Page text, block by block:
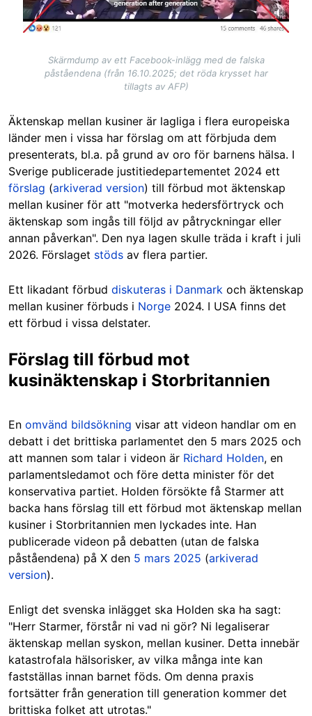
Skärmdump av ett Facebook-inlägg med de falska
påståendena (från 16.10.2025; det röda krysset har
tillagts av AFP)
Äktenskap mellan kusiner är lagliga i flera europeiska
länder men i vissa har förslag om att förbjuda dem
presenterats, bl.a. på grund av oro för barnens hälsa. I
Sverige publicerade justitiedepartementet 2024 ett
förslag (arkiverad version) till förbud mot äktenskap
mellan kusiner för att "motverka hedersförtryck och
äktenskap som ingås till följd av påtryckningar eller
annan påverkan". Den nya lagen skulle träda i kraft i juli
2026. Förslaget stöds av flera partier.
Ett likadant förbud diskuteras i Danmark och äktenskap
mellan kusiner förbuds i Norge 2024. I USA finns det
ett förbud i vissa delstater.
Förslag till förbud mot
kusinäktenskap i Storbritannien
En omvänd bildsökning visar att videon handlar om en
debatt i det brittiska parlamentet den 5 mars 2025 och
att mannen som talar i videon är Richard Holden, en
parlamentsledamot och före detta minister för det
konservativa partiet. Holden försökte få Starmer att
backa hans förslag till ett förbud mot äktenskap mellan
kusiner i Storbritannien men lyckades inte. Han
publicerade videon på debatten (utan de falska
påståendena) på X den 5 mars 2025 (arkiverad
version).
Enligt det svenska inlägget ska Holden ska ha sagt:
"Herr Starmer, förstår ni vad ni gör? Ni legaliserar
äktenskap mellan syskon, mellan kusiner. Detta innebär
katastrofala hälsorisker, av vilka många inte kan
fastställas innan barnet föds. Om denna praxis
fortsätter från generation till generation kommer det
brittiska folket att utrotas."